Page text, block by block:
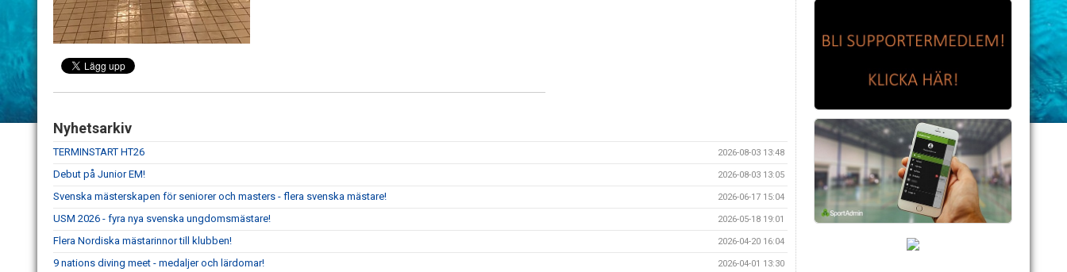
Nyhetsarkiv
TERMINSTART HT26 2026-08-03 13:48
Debut på Junior EM! 2026-08-03 13:05
Svenska mästerskapen för seniorer och masters - flera svenska mästare! 2026-06-17 15:04
USM 2026 - fyra nya svenska ungdomsmästare! 2026-05-18 19:01
Flera Nordiska mästarinnor till klubben! 2026-04-20 16:04
9 nations diving meet - medaljer och lärdomar! 2026-04-01 13:30